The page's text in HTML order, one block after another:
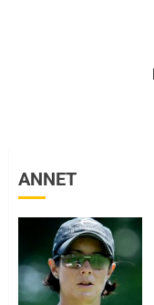
ANNET